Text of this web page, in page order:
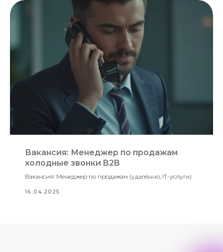
Вакансия: Менеджер по продажам
холодные звонки B2B
Вакансия: Менеджер по продажам (удалённо, IT-услуги)
16.04.2025